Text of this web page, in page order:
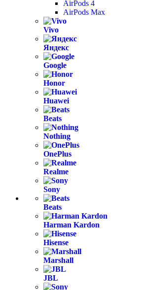
AirPods 4
AirPods Max
Vivo
Яндекс
Google
Honor
Huawei
Beats
Nothing
OnePlus
Realme
Sony
Beats
Harman Kardon
Hisense
Marshall
JBL